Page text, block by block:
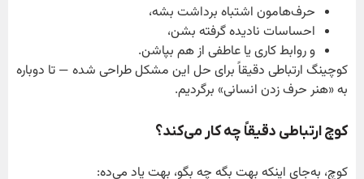
حرف‌هامون اشتباه برداشت بشه،
احساسات نادیده گرفته بشن،
و روابط کاری یا عاطفی از هم بپاشن.
کوچینگ ارتباطی دقیقاً برای حل این مشکل طراحی شده — تا دوباره
به «هنر حرف زدن انسانی» برگردیم.
کوچ ارتباطی دقیقاً چه کار می‌کند؟
کوچ، به‌جای اینکه بهت بگه چه بگو، بهت یاد می‌ده: